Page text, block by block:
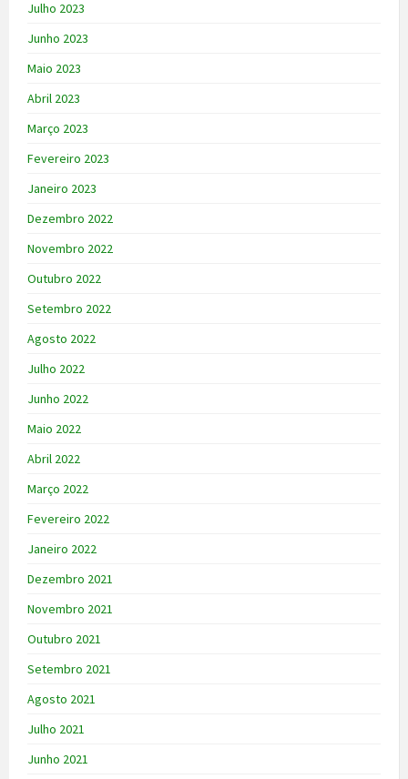
Julho 2023
Junho 2023
Maio 2023
Abril 2023
Março 2023
Fevereiro 2023
Janeiro 2023
Dezembro 2022
Novembro 2022
Outubro 2022
Setembro 2022
Agosto 2022
Julho 2022
Junho 2022
Maio 2022
Abril 2022
Março 2022
Fevereiro 2022
Janeiro 2022
Dezembro 2021
Novembro 2021
Outubro 2021
Setembro 2021
Agosto 2021
Julho 2021
Junho 2021